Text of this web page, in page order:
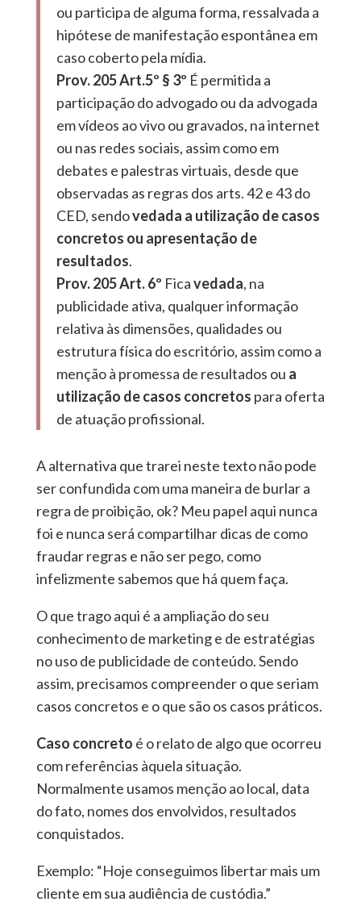
ou participa de alguma forma, ressalvada a
hipótese de manifestação espontânea em
caso coberto pela mídia.
Prov. 205 Art.5º § 3º É permitida a
participação do advogado ou da advogada
em vídeos ao vivo ou gravados, na internet
ou nas redes sociais, assim como em
debates e palestras virtuais, desde que
observadas as regras dos arts. 42 e 43 do
CED, sendovedada a utilização de casos
concretos ou apresentação de
resultados.
Prov. 205 Art. 6º Ficavedada, na
publicidade ativa, qualquer informação
relativa às dimensões, qualidades ou
estrutura física do escritório, assim como a
menção à promessa de resultados ou a
utilização de casos concretos para oferta
de atuação profissional.
A alternativa que trarei neste texto não pode
ser confundida com uma maneira de burlar a
regra de proibição, ok? Meu papel aqui nunca
foi e nunca será compartilhar dicas de como
fraudar regras e não ser pego, como
infelizmente sabemos que há quem faça.
O que trago aqui é a ampliação do seu
conhecimento de marketing e de estratégias
no uso de publicidade de conteúdo. Sendo
assim, precisamos compreender o que seriam
casos concretos e o que são os casos práticos.
Caso concreto é o relato de algo que ocorreu
com referências àquela situação.
Normalmente usamos menção ao local, data
do fato, nomes dos envolvidos, resultados
conquistados.
Exemplo: “Hoje conseguimos libertar mais um
cliente em sua audiência de custódia.”